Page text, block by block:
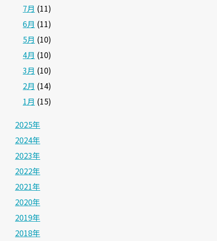
7月 (11)
6月 (11)
5月 (10)
4月 (10)
3月 (10)
2月 (14)
1月 (15)
2025年
2024年
2023年
2022年
2021年
2020年
2019年
2018年